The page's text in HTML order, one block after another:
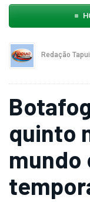
Redação
quinto
mundo